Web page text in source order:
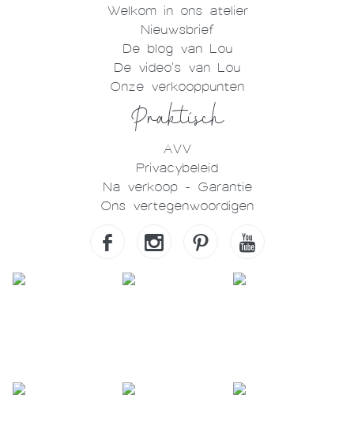
Welkom in ons atelier
Nieuwsbrief
De blog van Lou
De video's van Lou
Onze verkooppunten
Praktisch
AVV
Privacybeleid
Na verkoop - Garantie
Ons vertegenwoordigen